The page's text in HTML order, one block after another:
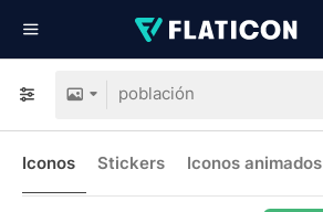
Iconos Stickers Iconos animados